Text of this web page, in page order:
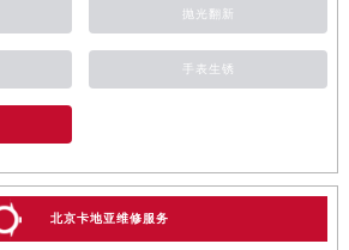
抛光翻新
手表生锈
北京卡地亚维修服务